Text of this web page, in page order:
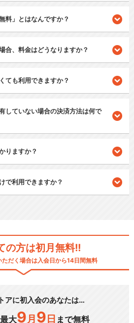
料」とはなんですか？
合、料金はどうなりますか？
ても利用できますか？
していない場合の決済方法は何で
りますか？
で利用できますか？
の方は初月無料!!
だく場合は入会日から14日間無料
アに初入会のあなたは…
大9 月 9 日 まで無料